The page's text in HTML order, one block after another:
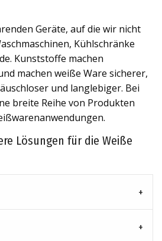
Geräte, auf die wir nicht
Kühlschränke
Kunststoffe machen
machen weiße Ware sicherer,
und langlebiger. Bei
breite Reihe von Produkten
Lösungen für die Weiße